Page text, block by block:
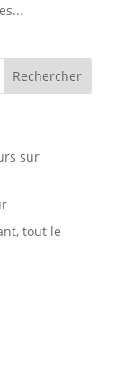
sur
tout le